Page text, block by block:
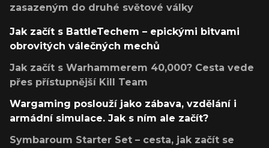
zasazeným do druhé světové války
Jak začít s BattleTechem – epickými bitvami
obrovitých válečných mechů
Jak začít s Warhammerem 40,000? Cesta vede
přes přístupnější Kill Team
Wargaming poslouží jako zábava, vzdělání i
armádní simulace. Jak s ním ale začít?
Symbaroum Starter Set – cesta, jak začít se